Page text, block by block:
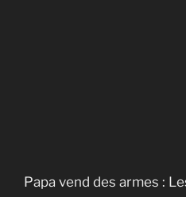
Papa vend des armes :